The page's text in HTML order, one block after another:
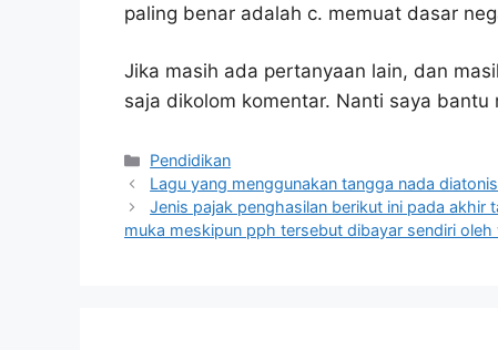
paling benar adalah c. memuat dasar
Jika masih ada pertanyaan lain, dan
saja dikolom komentar. Nanti saya
Kategori
Pendidikan
Lagu yang menggunakan tangga nada
Jenis pajak penghasilan berikut ini pada
muka meskipun pph tersebut dibayar sendiri oleh